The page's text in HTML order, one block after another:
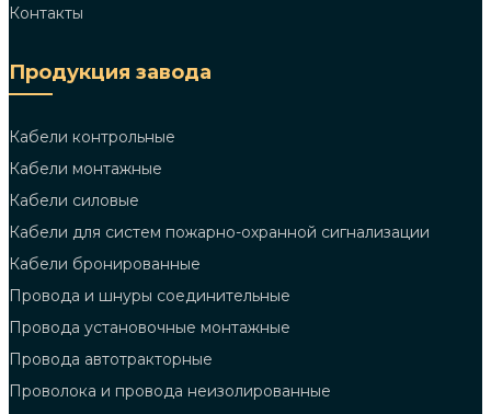
Контакты
Продукция завода
Кабели контрольные
Кабели монтажные
Кабели силовые
Кабели для систем пожарно-охранной сигнализации
Кабели бронированные
Провода и шнуры соединительные
Провода установочные монтажные
Провода автотракторные
Проволока и провода неизолированные